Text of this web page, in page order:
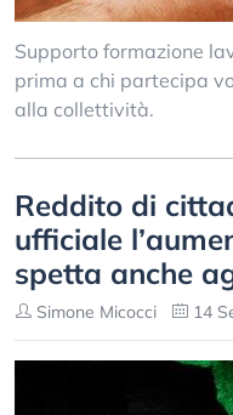
Supporto formazione
prima a chi partecipa
alla collettività.
Reddito di
ufficiale
spetta anche
Simone Micocci 14